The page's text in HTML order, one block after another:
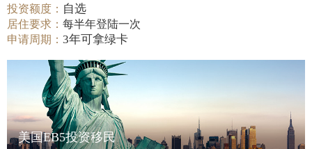
投资额度： 自选
居住要求：每半年登陆一次
申请周期：3年可拿绿卡
美国EB5投资移民